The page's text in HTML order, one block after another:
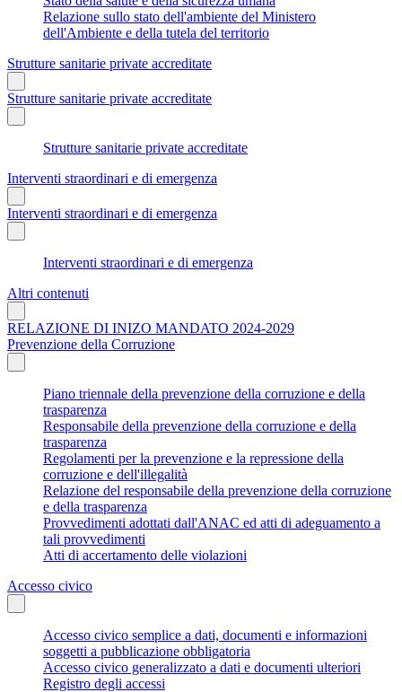
Relazione sullo stato dell'ambiente del Ministero
dell'Ambiente e della tutela del territorio
Strutture sanitarie private accreditate
Strutture sanitarie private accreditate
Strutture sanitarie private accreditate
Interventi straordinari e di emergenza
Interventi straordinari e di emergenza
Interventi straordinari e di emergenza
Altri contenuti
RELAZIONE DI INIZO MANDATO 2024-2029
Prevenzione della Corruzione
Piano triennale della prevenzione della corruzione e della
trasparenza
Responsabile della prevenzione della corruzione e della
trasparenza
Regolamenti per la prevenzione e la repressione della
corruzione e dell'illegalità
Relazione del responsabile della prevenzione della corruzione
e della trasparenza
Provvedimenti adottati dall'ANAC ed atti di adeguamento a
tali provvedimenti
Atti di accertamento delle violazioni
Accesso civico
Accesso civico semplice a dati, documenti e informazioni
soggetti a pubblicazione obbligatoria
Accesso civico generalizzato a dati e documenti ulteriori
Registro degli accessi